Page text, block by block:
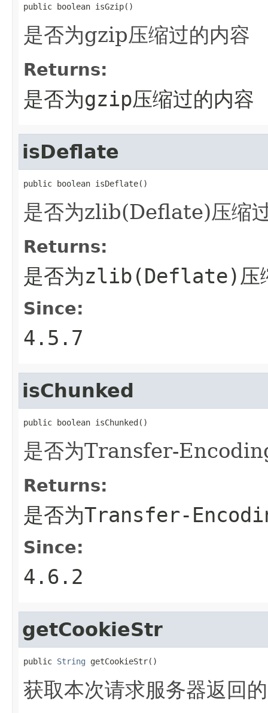
public boolean isGzip()
是否为gzip压缩过的内容
Returns:
是否为gzip压缩过的内容
isDeflate
public boolean isDeflate()
是否为zlib(Deflate)压缩
Returns:
是否为zlib(Deflate)压
Since:
4.5.7
isChunked
public boolean isChunked()
是否为Transfer-
Returns:
是否为Transfer-
Since:
4.6.2
getCookieStr
public String getCookieStr()
获取本次请求服务器返回